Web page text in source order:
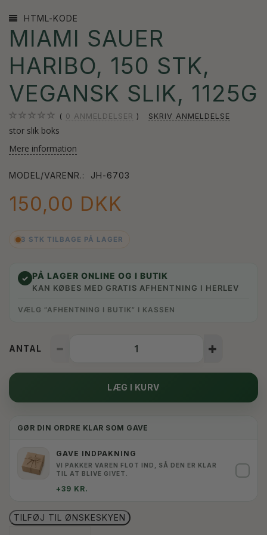
HTML-KODE
MIAMI SAUER
HARIBO, 150 STK,
VEGANSK SLIK, 1125G
0 ANMELDELSER SKRIV ANMELDELSE
stor slik boks
Mere information
MODEL/VARENR.: JH-6703
150,00 DKK
3 STK TILBAGE PÅ LAGER
✓ PÅ LAGER ONLINE OG I BUTIK
KAN KØBES MED GRATIS AFHENTNING I HERLEV
VÆLG “AFHENTNING I BUTIK” I KASSEN
ANTAL
LÆG I KURV
GØR DIN ORDRE KLAR SOM GAVE
GAVE INDPAKNING
VI PAKKER VAREN FLOT IND, SÅ DEN ER KLAR
TIL AT BLIVE GIVET.
+39 KR.
TILFØJ TIL ØNSKESKYEN